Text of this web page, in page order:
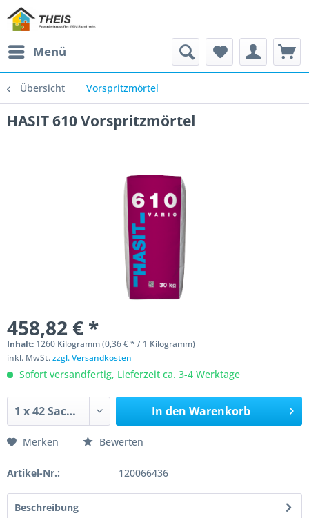
Menü
Übersicht Vorspritzmörtel
HASIT 610 Vorspritzmörtel
458,82 € *
Inhalt: 1260 Kilogramm (0,36 € * / 1 Kilogramm)
inkl. MwSt.zzgl. Versandkosten
Sofort versandfertig, Lieferzeit ca. 3-4 Werktage
In den Warenkorb
Merken Bewerten
Artikel-Nr.: 120066436
Beschreibung